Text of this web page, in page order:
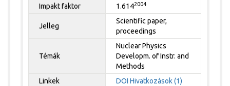
Impakt faktor
1.6142004
Jelleg
Scientific paper,
proceedings
Témák
Nuclear Physics
Developm. of Instr. and
Methods
Linkek
DOI Hivatkozások (1)